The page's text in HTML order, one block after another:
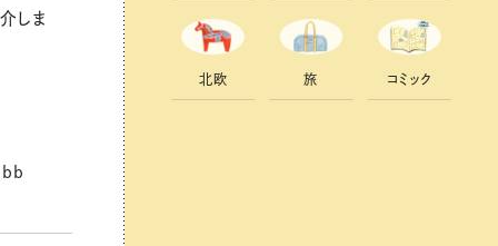
しま
北欧 旅 コ ミ ック